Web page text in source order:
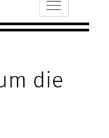
Toggle
navigation
die